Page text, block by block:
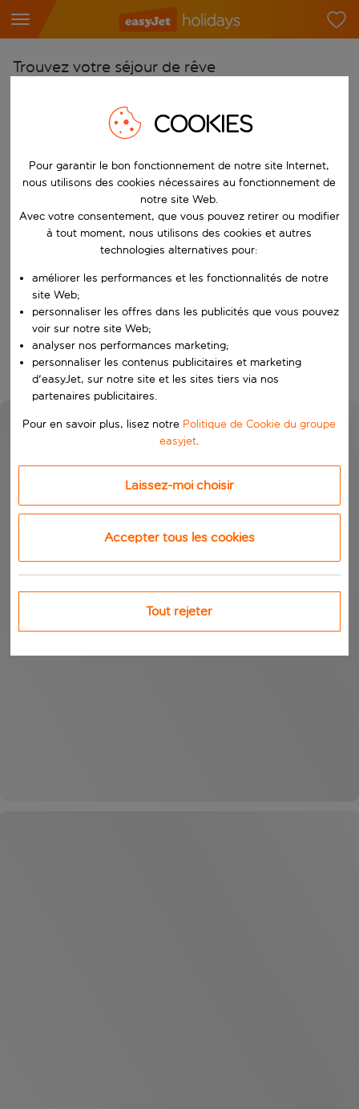
Trouvez votre séjour de rêve
Choisissez votre aéroport
Commencez à taper pour la saisie automatique. Lorsque les
Choisissez votre destination
Vers
Choisissez vos dates
Quand
Rechercher
COOKIES
Pour garantir le bon fonctionnement de notre site Internet,
nous utilisons des cookies nécessaires au fonctionnement de
notre site Web.
Avec votre consentement, que vous pouvez retirer ou modifier
à tout moment, nous utilisons des cookies et autres
technologies alternatives pour:
améliorer les performances et les fonctionnalités de notre
site Web;
personnaliser les offres dans les publicités que vous pouvez
voir sur notre site Web;
analyser nos performances marketing;
personnaliser les contenus publicitaires et marketing
d'easyJet, sur notre site et les sites tiers via nos
partenaires publicitaires.
Pour en savoir plus, lisez notre Politique de Cookie du groupe
easyjet.
Laissez-moi choisir
Accepter tous les cookies
Tout rejeter